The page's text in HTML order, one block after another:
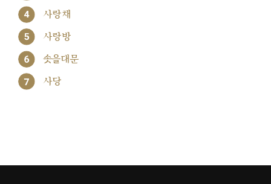
4 사랑채
5 사랑방
6 솟을대문
7 사당